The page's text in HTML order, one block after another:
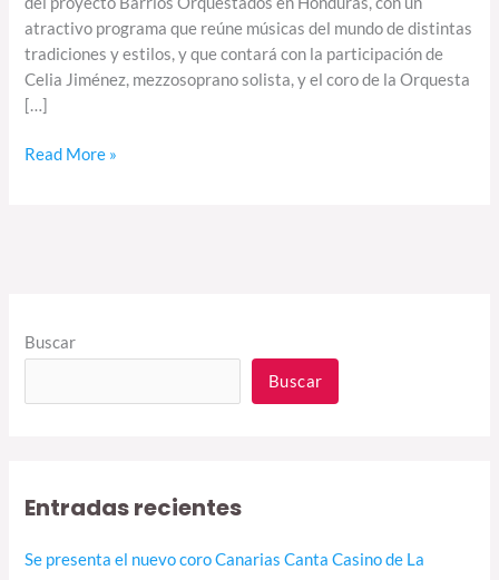
atractivo programa que reúne músicas del mundo de distintas
tradiciones y estilos, y que contará con la participación de
Celia Jiménez, mezzosoprano solista, y el coro de la Orquesta
[…]
Read More »
Buscar
Buscar
Entradas recientes
Se presenta el nuevo coro Canarias Canta Casino de La